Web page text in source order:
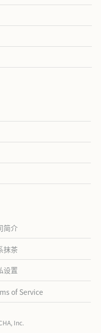
简介
抹茶
设置
of Service
Inc.